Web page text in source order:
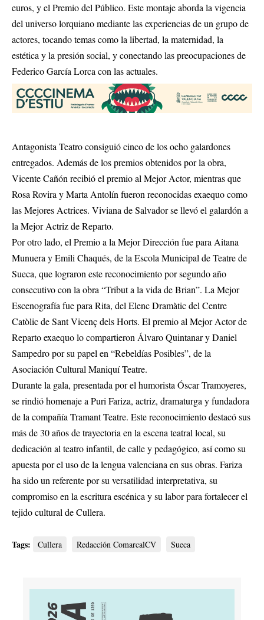
euros, y el Premio del Público. Este montaje aborda la vigencia
del universo lorquiano mediante las experiencias de un grupo de
actores, tocando temas como la libertad, la maternidad, la
estética y la presión social, y conectando las preocupaciones de
Federico García Lorca con las actuales.
Antagonista Teatro consiguió cinco de los ocho galardones
entregados. Además de los premios obtenidos por la obra,
Vicente Cañón recibió el premio al Mejor Actor, mientras que
Rosa Rovira y Marta Antolín fueron reconocidas exaequo como
las Mejores Actrices. Viviana de Salvador se llevó el galardón a
la Mejor Actriz de Reparto.
Por otro lado, el Premio a la Mejor Dirección fue para Aitana
Munuera y Emili Chaqués, de la Escola Municipal de Teatre de
Sueca, que lograron este reconocimiento por segundo año
consecutivo con la obra “Tribut a la vida de Brian”. La Mejor
Escenografía fue para Rita, del Elenc Dramàtic del Centre
Catòlic de Sant Vicenç dels Horts. El premio al Mejor Actor de
Reparto exaequo lo compartieron Álvaro Quintanar y Daniel
Sampedro por su papel en “Rebeldías Posibles”, de la
Asociación Cultural Maniquí Teatre.
Durante la gala, presentada por el humorista Óscar Tramoyeres,
se rindió homenaje a Puri Fariza, actriz, dramaturga y fundadora
de la compañía Tramant Teatre. Este reconocimiento destacó sus
más de 30 años de trayectoria en la escena teatral local, su
dedicación al teatro infantil, de calle y pedagógico, así como su
apuesta por el uso de la lengua valenciana en sus obras. Fariza
ha sido un referente por su versatilidad interpretativa, su
compromiso en la escritura escénica y su labor para fortalecer el
tejido cultural de Cullera.
Tags: Cullera Redacción ComarcalCV Sueca